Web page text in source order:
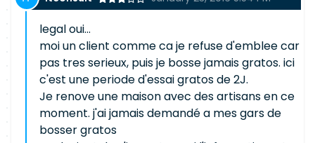
legal oui...
moi un client comme ca je refuse d'emblee car
pas tres serieux, puis je bosse jamais gratos. ici
c'est une periode d'essai gratos de 2J.
Je renove une maison avec des artisans en ce
moment. j'ai jamais demandé a mes gars de
bosser gratos